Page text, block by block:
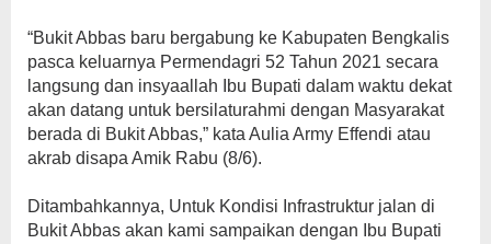
“Bukit Abbas baru bergabung ke Kabupaten Bengkalis
pasca keluarnya Permendagri 52 Tahun 2021 secara
langsung dan insyaallah Ibu Bupati dalam waktu dekat
akan datang untuk bersilaturahmi dengan Masyarakat
berada di Bukit Abbas,” kata Aulia Army Effendi atau
akrab disapa Amik Rabu (8/6).
Ditambahkannya, Untuk Kondisi Infrastruktur jalan di
Bukit Abbas akan kami sampaikan dengan Ibu Bupati